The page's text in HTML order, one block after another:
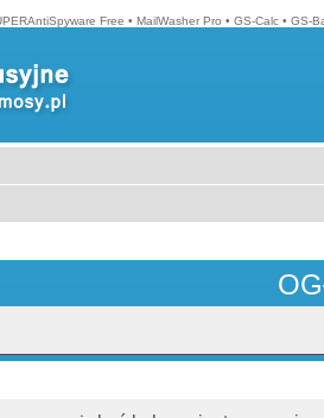
Free • MailWasher Pro • GS-Calc • GS-